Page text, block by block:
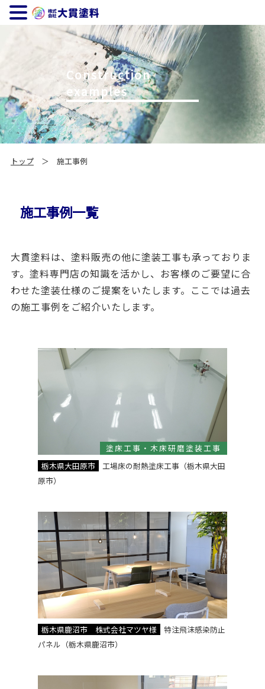
Construction
examples
トップ＞ 施工事例
施工事例一覧
大貫塗料は、塗料販売の他に塗装工事も承っておりま
す。塗料専門店の知識を活かし、お客様のご要望に合
わせた塗装仕様のご提案をいたします。ここでは過去
の施工事例をご紹介いたします。
塗床工事・木床研磨塗装工事
栃木県大田原市
工場床の耐熱塗床工事（栃木県大田
原市）
栃木県鹿沼市 株式会社マツヤ様
特注飛沫感染防止
パネル（栃木県鹿沼市）